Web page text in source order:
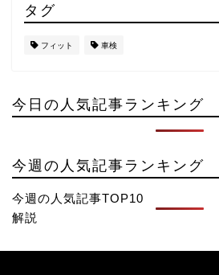
タグ
フィット 車検
今日の人気記事ランキング
今週の人気記事ランキング
今週の人気記事TOP10
解説